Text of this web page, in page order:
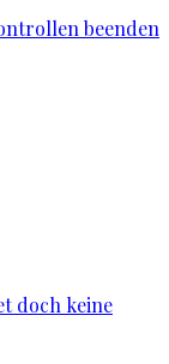
beenden
doch keine